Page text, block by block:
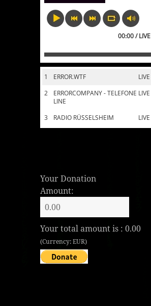
00:00 / LIVE
1 LIVE
ERROR.WTF
2
LIVE
ERRORCOMPANY - TELEFONE
LINE
3
LIVE
RADIO RÜSSELSHEIM
Your Donation
Amount:
Your total amount is :0.00
(Currency: EUR)